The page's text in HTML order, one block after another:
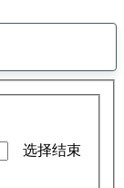
选择结束